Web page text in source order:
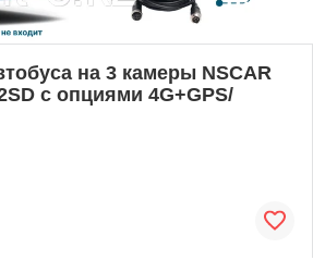
на 3 камеры NSCAR
с опциями 4G+GPS/